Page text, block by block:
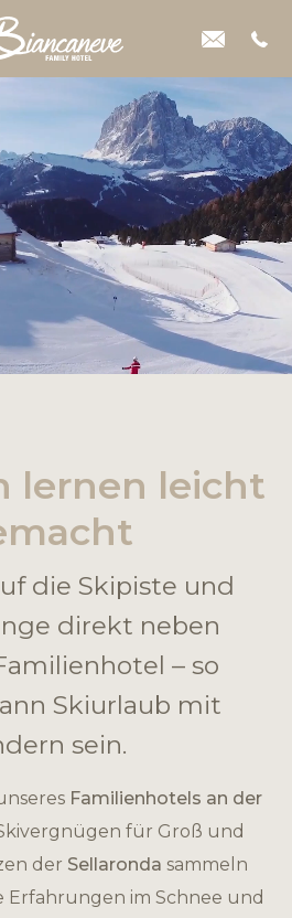
lernen leicht
die Skipiste und
direkt neben
– so
Skiurlaub mit
sein.
Familienhotels an der
für Groß und
der Sellaronda sammeln
Erfahrungen im Schnee und